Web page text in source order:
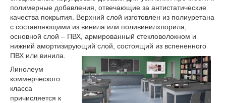
полимерные добавления, отвечающие за антистатические
качества покрытия. Верхний слой изготовлен из полиуретана
с составляющими из винила или поливинилхлорила,
основной слой – ПВХ, армированный стекловолокном и
нижний амортизирующий слой, состоящий из вспененного
ПВХ или винила.
Линолеум
коммерческого
класса
причисляется к